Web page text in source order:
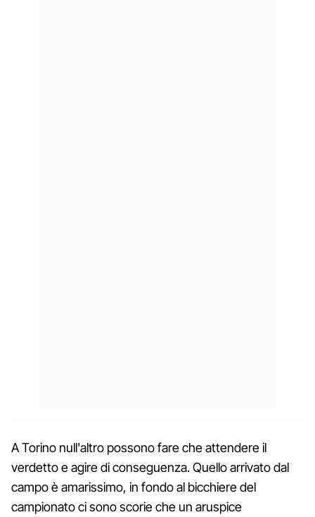
A Torino null'altro possono fare che attendere il
verdetto e agire di conseguenza. Quello arrivato dal
campo è amarissimo, in fondo al bicchiere del
campionato ci sono scorie che un aruspice